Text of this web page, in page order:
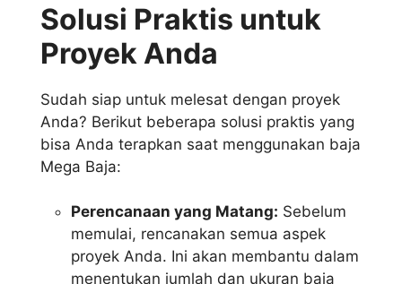
Solusi Praktis untuk
Proyek Anda
Sudah siap untuk melesat dengan proyek
Anda? Berikut beberapa solusi praktis yang
bisa Anda terapkan saat menggunakan baja
Mega Baja:
Perencanaan yang Matang: Sebelum
memulai, rencanakan semua aspek
proyek Anda. Ini akan membantu dalam
menentukan jumlah dan ukuran baja